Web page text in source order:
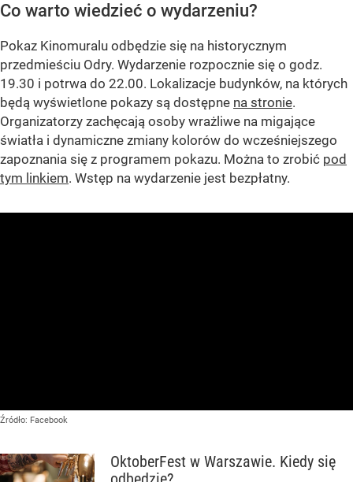
Co warto wiedzieć o wydarzeniu?
Pokaz Kinomuralu odbędzie się na historycznym
przedmieściu Odry. Wydarzenie rozpocznie się o godz.
19.30 i potrwa do 22.00. Lokalizacje budynków, na których
będą wyświetlone pokazy są dostępne na stronie.
Organizatorzy zachęcają osoby wrażliwe na migające
światła i dynamiczne zmiany kolorów do wcześniejszego
zapoznania się z programem pokazu. Można to zrobić pod
tym linkiem. Wstęp na wydarzenie jest bezpłatny.
Źródło: Facebook
OktoberFest w Warszawie. Kiedy się